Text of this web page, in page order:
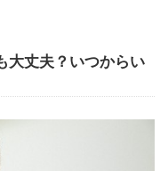
大丈夫？いつからい